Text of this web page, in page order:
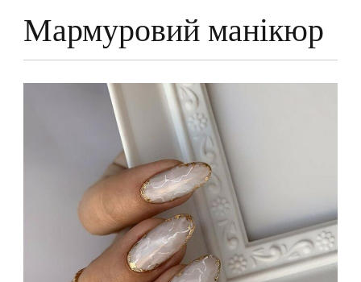
Мармуровий манікюр